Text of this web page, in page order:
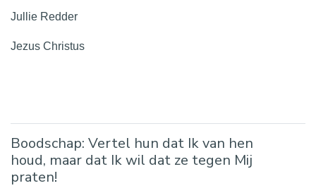
Jullie Redder
Jezus Christus
Boodschap: Vertel hun dat Ik van hen
houd, maar dat Ik wil dat ze tegen Mij
praten!